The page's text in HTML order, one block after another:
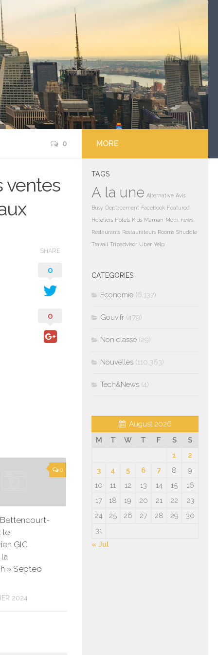
0
ventes
SHARE
0
0
0
le
GIC
» Septeo
2024
MORE
TAGS
A la une Alternative Avis
Busy Deplacement Facebook Featured
Hoteliers Hotels Kids Maman Mom news
Restaurants Restaurateurs Rooms Shuddle
Travail Tripadvisor Uber Yelp
CATEGORIES
Economie (6,137)
Gouv.fr (479)
Non classé (29)
Nouvelles (110,363)
Tech&News (4)
August 2026
M
T W T F S
S
1
2
3
4 5 6 7 8
9
10
11 12 13 14 15
16
17
18 19 20 21 22
23
24
25 26 27 28 29
30
31
« Jul